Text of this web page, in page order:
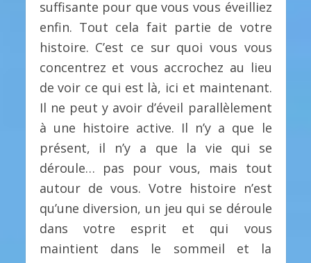
suffisante pour que vous vous éveilliez
enfin. Tout cela fait partie de votre
histoire. C’est ce sur quoi vous vous
concentrez et vous accrochez au lieu
de voir ce qui est là, ici et maintenant.
Il ne peut y avoir d’éveil parallèlement
à une histoire active. Il n’y a que le
présent, il n’y a que la vie qui se
déroule… pas pour vous, mais tout
autour de vous. Votre histoire n’est
qu’une diversion, un jeu qui se déroule
dans votre esprit et qui vous
maintient dans le sommeil et la